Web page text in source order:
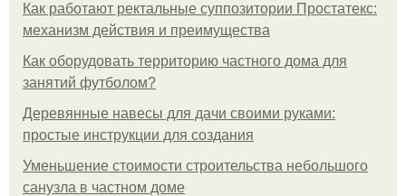
Как работают ректальные суппозитории Простатекс:
механизм действия и преимущества
Как оборудовать территорию частного дома для
занятий футболом?
Деревянные навесы для дачи своими руками:
простые инструкции для создания
Уменьшение стоимости строительства небольшого
санузла в частном доме